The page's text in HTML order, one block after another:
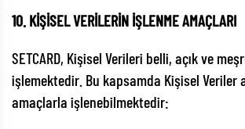
10. KİŞİSEL VERİLERİN İŞLENME AMAÇLARI
SETCARD, Kişisel Verileri belli, açık ve
işlemektedir. Bu kapsamda Kişisel Veriler
amaçlarla işlenebilmektedir: